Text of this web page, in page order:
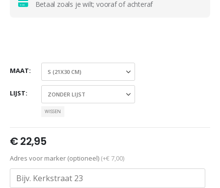
Betaal zoals je wilt; vooraf of achteraf
MAAT
LIJST
WISSEN
€22,95
Adres voor marker (optioneel) (+€ 7,00)